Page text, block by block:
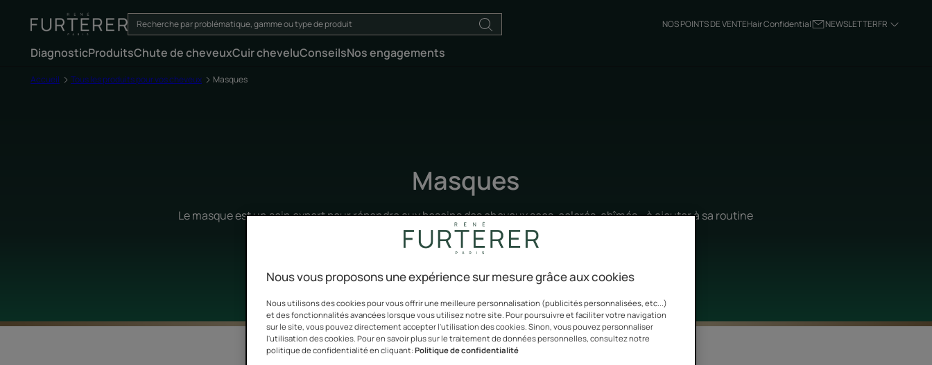
NOS POINTS DE VENTEHair Confidential NEWSLETTERFR
DiagnosticProduitsChute de cheveuxCuir cheveluConseilsNos engagements
Accueil Tous les produits pour vos cheveux Masques
Masques
Le masque est un soin expert pour répondre aux besoins des cheveux secs, colorés, abîmés… à ajouter à sa routine
capillaire. Il permet d’hydrater, nourrir ou réparer la chevelure en profondeur.
Besoin cheveux Types de cheveux
Nous vous proposons une expérience sur mesure grâce aux cookies
Nous utilisons des cookies pour vous offrir une meilleure personnalisation (publicités personnalisées, etc...)
et des fonctionnalités avancées lorsque vous utilisez notre site. Pour poursuivre et faciliter votre navigation
sur le site, vous pouvez directement accepter l'utilisation des cookies. Sinon, vous pouvez personnaliser
l'utilisation des cookies. Pour en savoir plus sur le traitement de données personnelles, consultez notre
politique de confidentialité en cliquant:Politique de confidentialité